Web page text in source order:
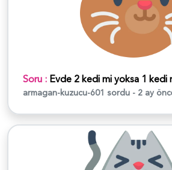
Soru : Evde 2 kedi mi yoksa 1 kedi
armagan-kuzucu-601 sordu - 2 ay